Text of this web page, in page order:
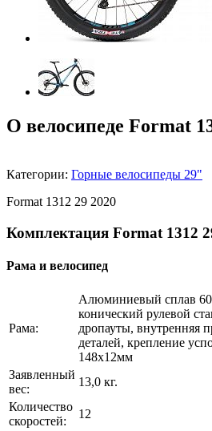
О велосипеде Format
Категории: Горные велосипеды 29"
Format 1312 29 2020
Комплектация Format 1312
Рама и велосипед
Рама:
Алюминиевый сплав
конический рулевой
дропауты, внутренняя
деталей, крепление
148х12мм
Заявленный
вес:
13,0 кг.
Количество
скоростей:
12